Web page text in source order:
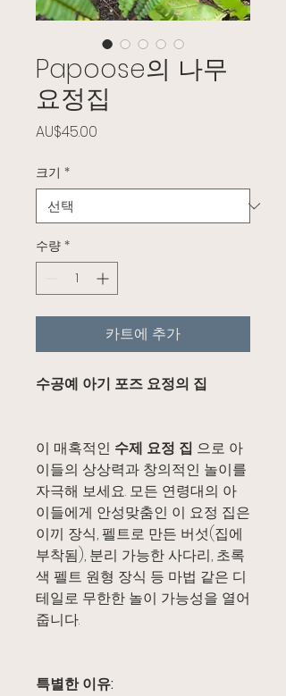
Papoose의 나무
요정집
AU$45.00
크기 *
수량 *
카트에 추가
수공예 아기 포즈 요정의 집
이 매혹적인 수제 요정 집 으로 아
이들의 상상력과 창의적인 놀이를
자극해 보세요. 모든 연령대의 아
이들에게 안성맞춤인 이 요정 집은
이끼 장식, 펠트로 만든 버섯(집에
부착됨), 분리 가능한 사다리, 초록
색 펠트 원형 장식 등 마법 같은 디
테일로 무한한 놀이 가능성을 열어
줍니다.
특별한 이유: